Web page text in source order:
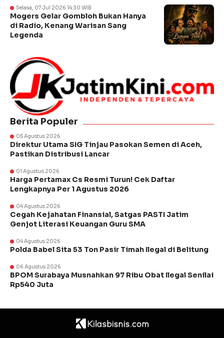
Selasa, 07 Jul 2026 14:30 WIB
Mogers Gelar Gombloh Bukan Hanya
di Radio, Kenang Warisan Sang
Legenda
Berita Populer
05 Agustus 2026
Direktur Utama SIG Tinjau Pasokan Semen di Aceh,
Pastikan Distribusi Lancar
01 Agustus 2026
Harga Pertamax Cs Resmi Turun! Cek Daftar
Lengkapnya Per 1 Agustus 2026
04 Agustus 2026
Cegah Kejahatan Finansial, Satgas PASTI Jatim
Genjot Literasi Keuangan Guru SMA
04 Agustus 2026
Polda Babel Sita 53 Ton Pasir Timah Ilegal di Belitung
06 Agustus 2026
BPOM Surabaya Musnahkan 97 Ribu Obat Ilegal Senilai
Rp540 Juta